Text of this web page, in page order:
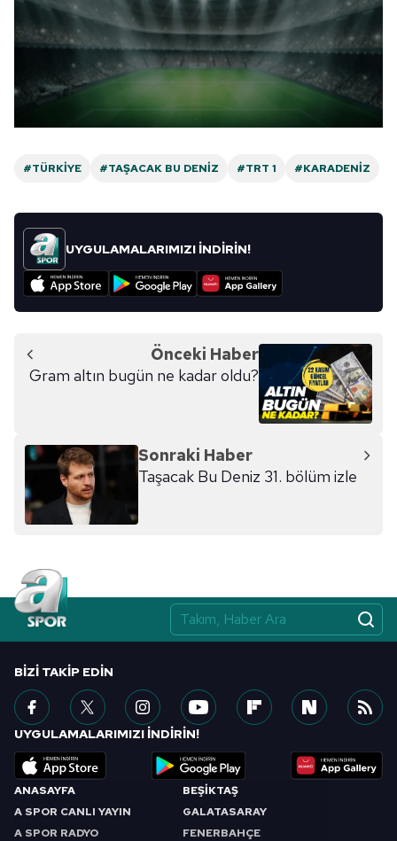
#TÜRKIYE #TAŞACAK BU DENIZ #TRT 1 #KARADENIZ
UYGULAMALARIMIZI İNDİRİN!
Önceki Haber
Gram altın bugün ne kadar oldu?
Sonraki Haber
Taşacak Bu Deniz 31. bölüm izle
ANASAYFA
A SPOR CANLI YAYIN
A SPOR RADYO
BEŞİKTAŞ
GALATASARAY
FENERBAHÇE
BIZI TAKIP EDIN
UYGULAMALARIMIZI İNDİRİN!